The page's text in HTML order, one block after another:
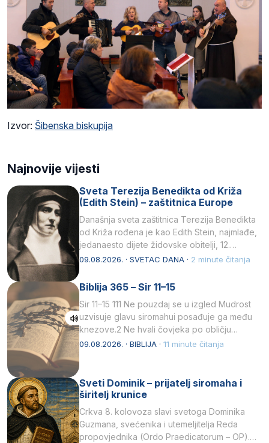
Izvor: Šibenska biskupija
Najnovije vijesti
Sveta Terezija Benedikta od Križa
(Edith Stein) – zaštitnica Europe
Današnja sveta zaštitnica Terezija Benedikta
od Križa rođena je kao Edith Stein, najmlađe,
jedanaesto dijete židovske obitelji, 12.
listopada 1891, u Wrocławu…
09.08.2026. · SVETAC DANA · 2 minute čitanja
Biblija 365 – Sir 11–15
Sir 11–15 111 Ne pouzdaj se u izgled Mudrost
uzvisuje glavu siromahui posađuje ga među
knezove.2 Ne hvali čovjeka po obličju
njegovui…
09.08.2026. · BIBLIJA · 11 minute čitanja
Sveti Dominik – prijatelj siromaha i
širitelj krunice
Crkva 8. kolovoza slavi svetoga Dominika
Guzmana, svećenika i utemeljitelja Reda
propovjednika (Ordo Praedicatorum – OP).